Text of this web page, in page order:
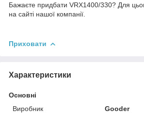
Бажаєте придбати VRX1400/330? Для
на сайті нашої компанії.
Приховати
Характеристики
Основні
Виробник
Gooder